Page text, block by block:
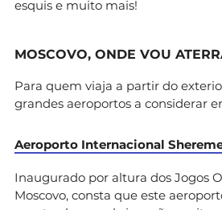
esquis e muito mais!
MOSCOVO, ONDE VOU
Para quem viaja a partir do
grandes aeroportos a considerar
Aeroporto Internacional
Inaugurado por altura dos Jogos
Moscovo, consta que este